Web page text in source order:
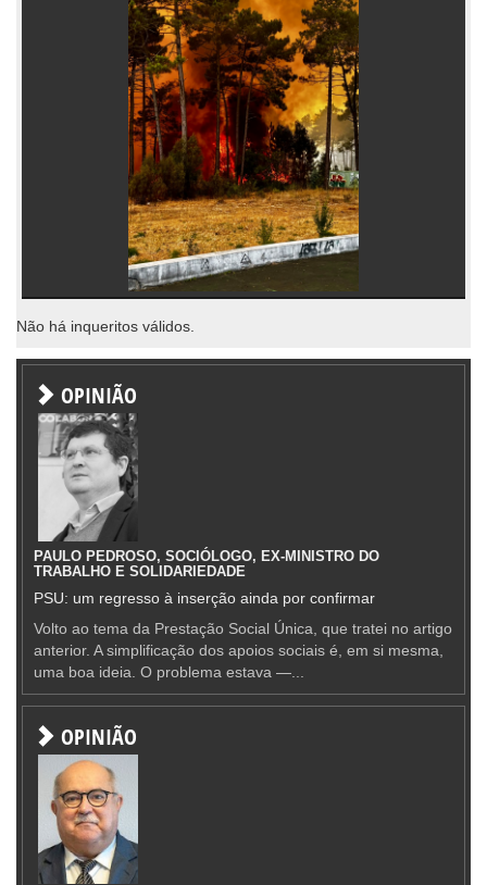
Não há inqueritos válidos.
OPINIÃO
PAULO PEDROSO, SOCIÓLOGO, EX-MINISTRO DO
TRABALHO E SOLIDARIEDADE
PSU: um regresso à inserção ainda por confirmar
Volto ao tema da Prestação Social Única, que tratei no artigo
anterior. A simplificação dos apoios sociais é, em si mesma,
uma boa ideia. O problema estava —...
OPINIÃO